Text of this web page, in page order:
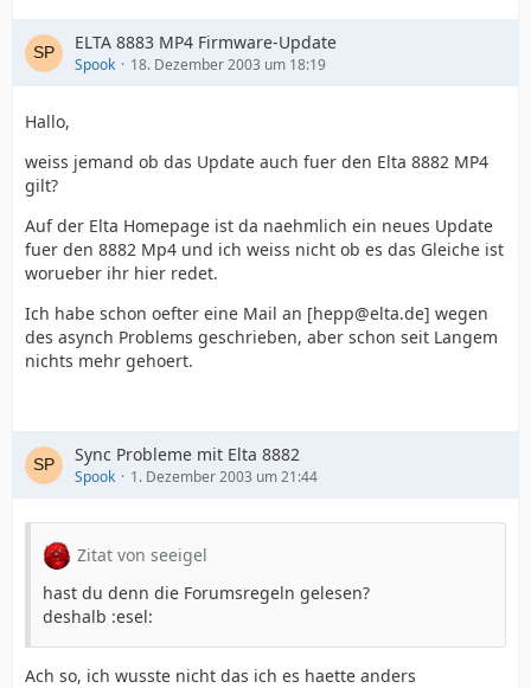
ELTA 8883 MP4 Firmware-Update
Spook 18. Dezember 2003 um 18:19
Hallo,
weiss jemand ob das Update auch fuer den Elta 8882 MP4
gilt?
Auf der Elta Homepage ist da naehmlich ein neues Update
fuer den 8882 Mp4 und ich weiss nicht ob es das Gleiche ist
worueber ihr hier redet.
Ich habe schon oefter eine Mail an [hepp@elta.de] wegen
des asynch Problems geschrieben, aber schon seit Langem
nichts mehr gehoert.
Sync Probleme mit Elta 8882
Spook 1. Dezember 2003 um 21:44
Zitat von seeigel
hast du denn die Forumsregeln gelesen?
deshalb :esel:
Ach so, ich wusste nicht das ich es haette anders